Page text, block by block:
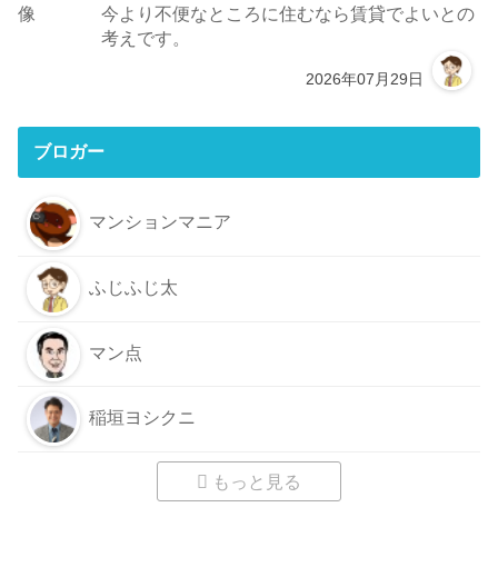
今より不便なところに住むなら賃貸でよいとの
考えです。
2026年07月29日
ブロガー
マンションマニア
ふじふじ太
マン点
稲垣ヨシクニ
もっと見る